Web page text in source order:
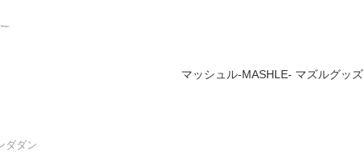
マッシュル-MASHLE- マズルグッズ
ダダン